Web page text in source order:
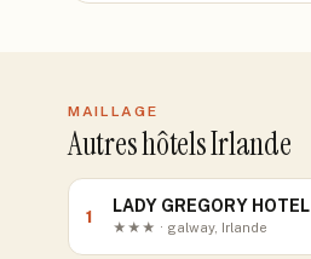
MAILLAGE
Autres hôtels Irlande
1
LADY GREGORY HOTEL
★★★ · galway, Irlande